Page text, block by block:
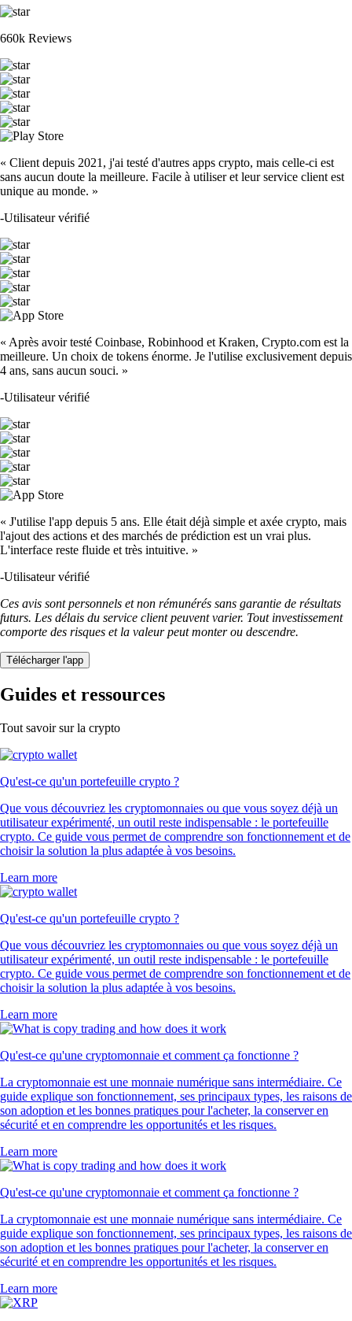
660k Reviews
« Client depuis 2021, j'ai testé d'autres apps crypto, mais celle-ci est
sans aucun doute la meilleure. Facile à utiliser et leur service client est
unique au monde. »
-Utilisateur vérifié
« Après avoir testé Coinbase, Robinhood et Kraken, Crypto.com est la
meilleure. Un choix de tokens énorme. Je l'utilise exclusivement depuis
4 ans, sans aucun souci. »
-Utilisateur vérifié
« J'utilise l'app depuis 5 ans. Elle était déjà simple et axée crypto, mais
l'ajout des actions et des marchés de prédiction est un vrai plus.
L'interface reste fluide et très intuitive. »
-Utilisateur vérifié
Ces avis sont personnels et non rémunérés sans garantie de résultats
futurs. Les délais du service client peuvent varier. Tout investissement
comporte des risques et la valeur peut monter ou descendre.
Télécharger l'app
Guides et ressources
Tout savoir sur la crypto
Qu'est-ce qu'un portefeuille crypto ?
Que vous découvriez les cryptomonnaies ou que vous soyez déjà un
utilisateur expérimenté, un outil reste indispensable : le portefeuille
crypto. Ce guide vous permet de comprendre son fonctionnement et de
choisir la solution la plus adaptée à vos besoins.
Learn more
Qu'est-ce qu'un portefeuille crypto ?
Que vous découvriez les cryptomonnaies ou que vous soyez déjà un
utilisateur expérimenté, un outil reste indispensable : le portefeuille
crypto. Ce guide vous permet de comprendre son fonctionnement et de
choisir la solution la plus adaptée à vos besoins.
Learn more
Qu'est-ce qu'une cryptomonnaie et comment ça fonctionne ?
La cryptomonnaie est une monnaie numérique sans intermédiaire. Ce
guide explique son fonctionnement, ses principaux types, les raisons de
son adoption et les bonnes pratiques pour l'acheter, la conserver en
sécurité et en comprendre les opportunités et les risques.
Learn more
Qu'est-ce qu'une cryptomonnaie et comment ça fonctionne ?
La cryptomonnaie est une monnaie numérique sans intermédiaire. Ce
guide explique son fonctionnement, ses principaux types, les raisons de
son adoption et les bonnes pratiques pour l'acheter, la conserver en
sécurité et en comprendre les opportunités et les risques.
Learn more